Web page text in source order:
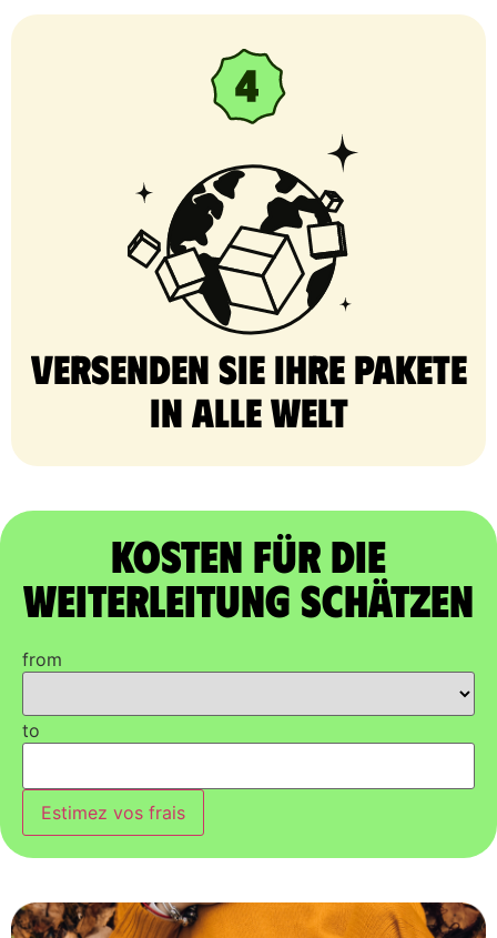
Versenden Sie Ihre Pakete
in alle Welt
Kosten für die
Weiterleitung schätzen
from
to
Estimez vos frais